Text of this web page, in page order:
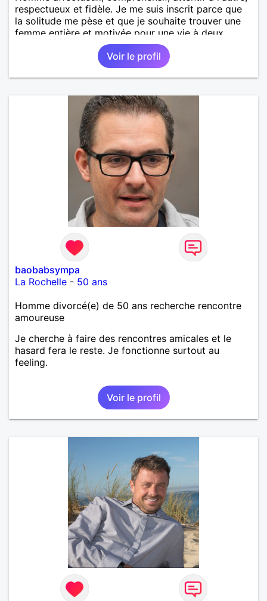
respectueux et fidèle. Je me suis inscrit parce que
la solitude me pèse et que je souhaite trouver une
femme entière et motivée pour une vie à deux.
Voir le profil
baobabsympa
La Rochelle - 50 ans
Homme divorcé(e) de 50 ans recherche rencontre
amoureuse
Je cherche à faire des rencontres amicales et le
hasard fera le reste. Je fonctionne surtout au
feeling.
Voir le profil